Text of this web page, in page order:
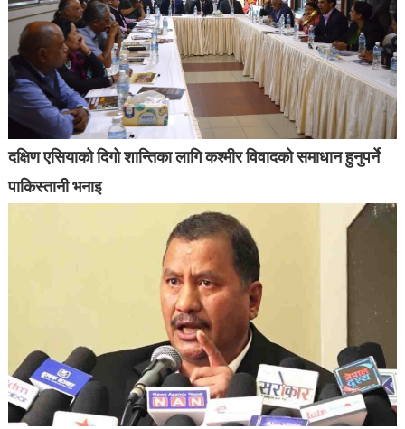
दक्षिण एसियाको दिगो शान्तिका लागि कश्मीर विवादको समाधान हुनुपर्ने
पाकिस्तानी भनाइ